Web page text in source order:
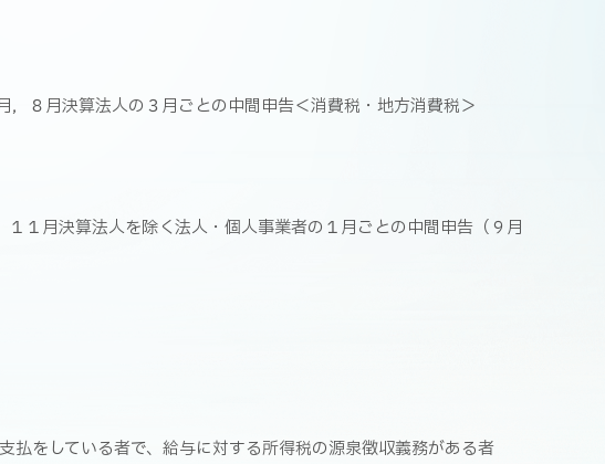
８月決算法人の３月ごとの中間申告＜消費税・地方消費税＞
１月決算法人を除く法人・個人事業者の１月ごとの中間申告（９月
をしている者で、給与に対する所得税の源泉徴収義務がある者